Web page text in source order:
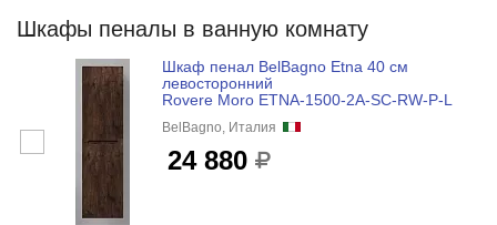
Шкафы пеналы в ванную комнату
Шкаф пенал BelBagno Etna 40 см
левосторонний
Rovere Moro ETNA-1500-2A-SC-RW-P-L
BelBagno, Италия
24 880